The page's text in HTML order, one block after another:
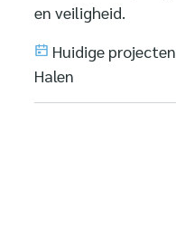
en veiligheid.
Huidige projecten
Halen